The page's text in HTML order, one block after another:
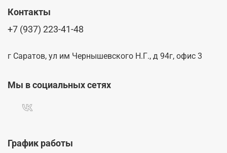
График работы
Контакты
+7 (937) 223-41-48
г Саратов, ул им Чернышевского Н.Г., д 94г, офис 3
Мы в социальных сетях